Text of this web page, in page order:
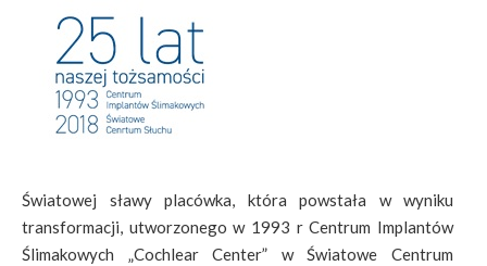
Światowej sławy placówka, która powstała w wyniku
transformacji, utworzonego w 1993 r Centrum Implantów
Ślimakowych „Cochlear Center” w Światowe Centrum